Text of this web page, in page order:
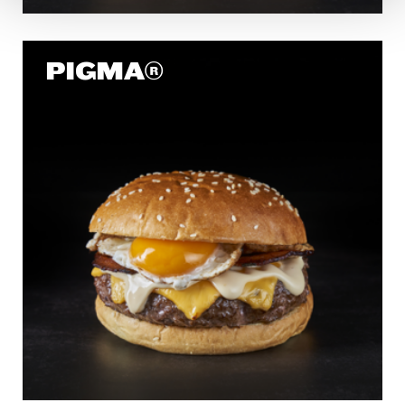
PIGMA®